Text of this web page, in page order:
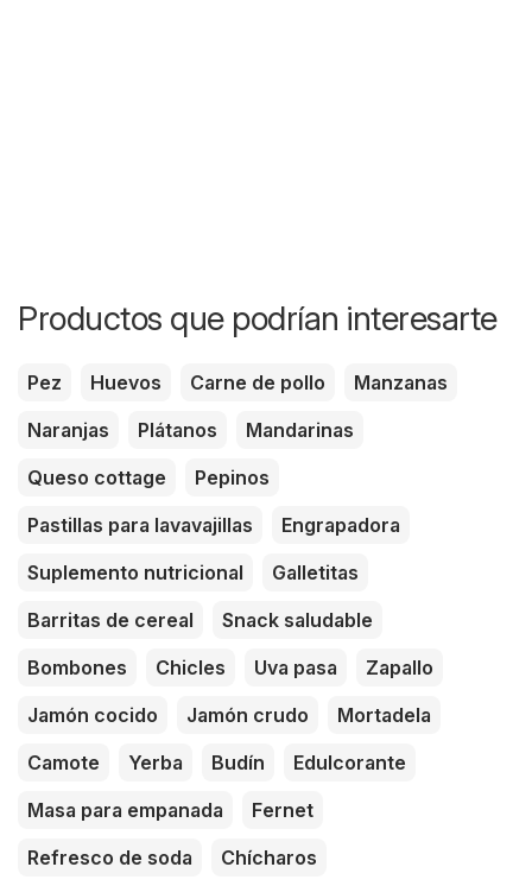
Productos que podrían interesarte
Pez Huevos Carne de pollo
Manzanas
Naranjas
Plátanos
Mandarinas
Queso cottage
Pepinos
Pastillas para lavavajillas
Engrapadora
Suplemento nutricional
Galletitas
Barritas de cereal
Snack saludable
Bombones
Chicles Uva pasa
Zapallo
Jamón cocido
Jamón crudo
Mortadela
Camote
Yerba Budín
Edulcorante
Masa para empanada
Fernet
Refresco de soda
Chícharos